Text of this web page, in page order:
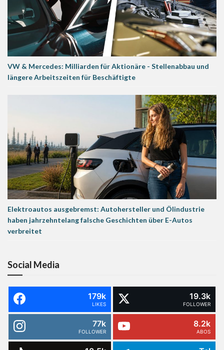
VW & Mercedes: Milliarden für Aktionäre - Stellenabbau und
längere Arbeitszeiten für Beschäftigte
Elektroautos ausgebremst: Autohersteller und Ölindustrie
haben jahrzehntelang falsche Geschichten über E-Autos
verbreitet
Social Media
179k
LIKES
19.3k
FOLLOWER
77k
FOLLOWER
8.2k
ABOS